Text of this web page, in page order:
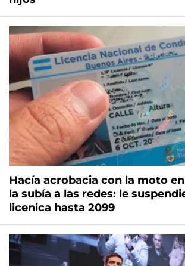
Hacía acrobacia con la moto
la subía a las redes: le
licenica hasta 2099